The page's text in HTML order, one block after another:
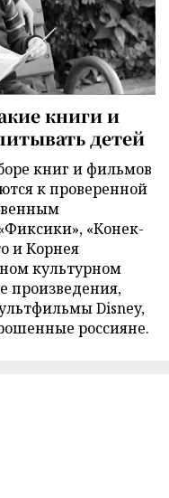
книги и
детей
книг и фильмов
к проверенной
«Конек-
и Корнея
культурном
произведения,
Disney,
россияне.